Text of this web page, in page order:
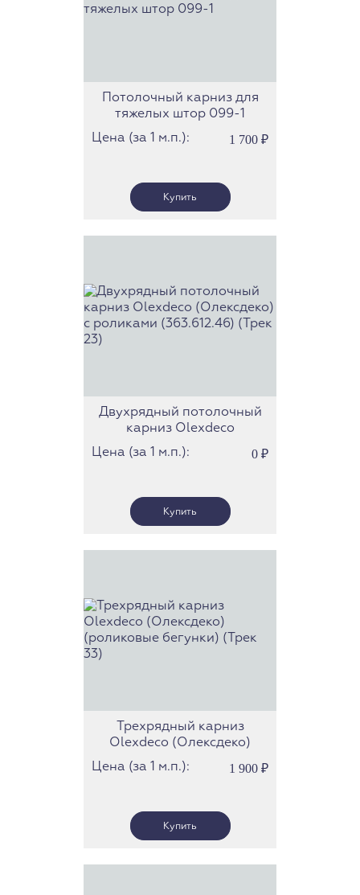
Потолочный карниз для
тяжелых штор 099-1
Цена (за 1 м.п.):
1 700 ₽
Двухрядный потолочный
карниз Olexdeco
(Олексдеко) c роликами
(363.612.46) (Трек 23)
Цена (за 1 м.п.): 0 ₽
Трехрядный карниз
Olexdeco (Олексдеко)
(роликовые бегунки) (Трек
33)
Цена (за 1 м.п.): 1 900 ₽